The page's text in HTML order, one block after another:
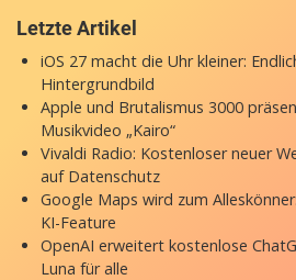
Letzte Artikel
iOS 27 macht die Uhr kleiner:
Hintergrundbild
Apple und Brutalismus 3000
Musikvideo „Kairo“
Vivaldi Radio: Kostenloser neuer
auf Datenschutz
Google Maps wird zum
KI-Feature
OpenAI erweitert kostenlose
Luna für alle